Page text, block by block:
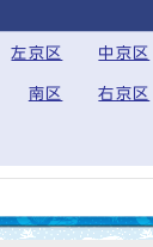
左京区 中京区
南区 右京区